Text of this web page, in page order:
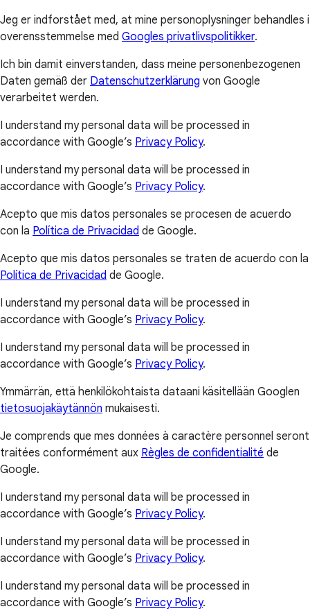
Jeg er indforstået med, at mine personoplysninger behandles i
overensstemmelse med Googles privatlivspolitikker.
Ich bin damit einverstanden, dass meine personenbezogenen
Daten gemäß der Datenschutzerklärung von Google
verarbeitet werden.
I understand my personal data will be processed in
accordance with Google’s Privacy Policy.
I understand my personal data will be processed in
accordance with Google’s Privacy Policy.
Acepto que mis datos personales se procesen de acuerdo
con la Política de Privacidad de Google.
Acepto que mis datos personales se traten de acuerdo con la
Política de Privacidad de Google.
I understand my personal data will be processed in
accordance with Google’s Privacy Policy.
I understand my personal data will be processed in
accordance with Google’s Privacy Policy.
Ymmärrän, että henkilökohtaista dataani käsitellään Googlen
tietosuojakäytännön mukaisesti.
Je comprends que mes données à caractère personnel seront
traitées conformément aux Règles de confidentialité de
Google.
I understand my personal data will be processed in
accordance with Google’s Privacy Policy.
I understand my personal data will be processed in
accordance with Google’s Privacy Policy.
I understand my personal data will be processed in
accordance with Google’s Privacy Policy.